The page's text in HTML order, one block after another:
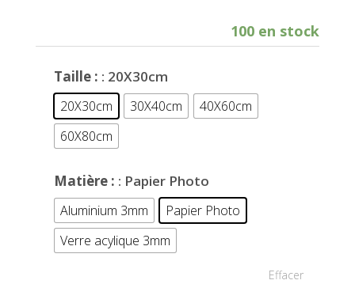
prix :
15,00 €
100 en stock
Taille : : 20X30cm
20X30cm 30X40cm
40X60cm
60X80cm
Matière : : Papier Photo
Aluminium 3mm
Papier Photo
Verre acylique 3mm
Effacer